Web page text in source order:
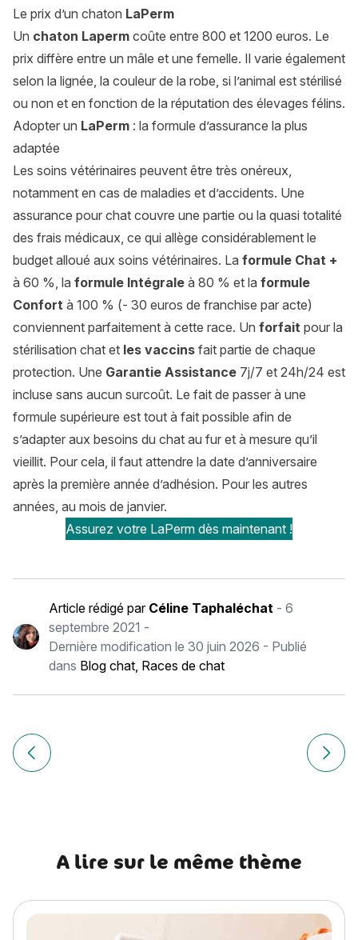
Le prix d’un chaton LaPerm
Un chaton Laperm coûte entre 800 et 1200 euros. Le
prix diffère entre un mâle et une femelle. Il varie également
selon la lignée, la couleur de la robe, si l’animal est stérilisé
ou non et en fonction de la réputation des élevages félins.
Adopter un LaPerm : la formule d’assurance la plus
adaptée
Les soins vétérinaires peuvent être très onéreux,
notamment en cas de maladies et d’accidents. Une
assurance pour chat couvre une partie ou la quasi totalité
des frais médicaux, ce qui allège considérablement le
budget alloué aux soins vétérinaires. La formule Chat +
à 60 %, la formule Intégrale à 80 % et la formule
Confort à 100 % (- 30 euros de franchise par acte)
conviennent parfaitement à cette race. Un forfait pour la
stérilisation chat et les vaccins fait partie de chaque
protection. Une Garantie Assistance 7j/7 et 24h/24 est
incluse sans aucun surcoût. Le fait de passer à une
formule supérieure est tout à fait possible afin de
s’adapter aux besoins du chat au fur et à mesure qu’il
vieillit. Pour cela, il faut attendre la date d’anniversaire
après la première année d’adhésion. Pour les autres
années, au mois de janvier.
Assurez votre LaPerm dès maintenant !
Article rédigé par Céline Taphaléchat- 6
septembre 2021 -
Dernière modification le 30 juin 2026 - Publié
dans Blog chat, Races de chat
Navigation
de
Article précédent Korat : histoire, caractère, alimentation,
Article
A lire sur le même thème